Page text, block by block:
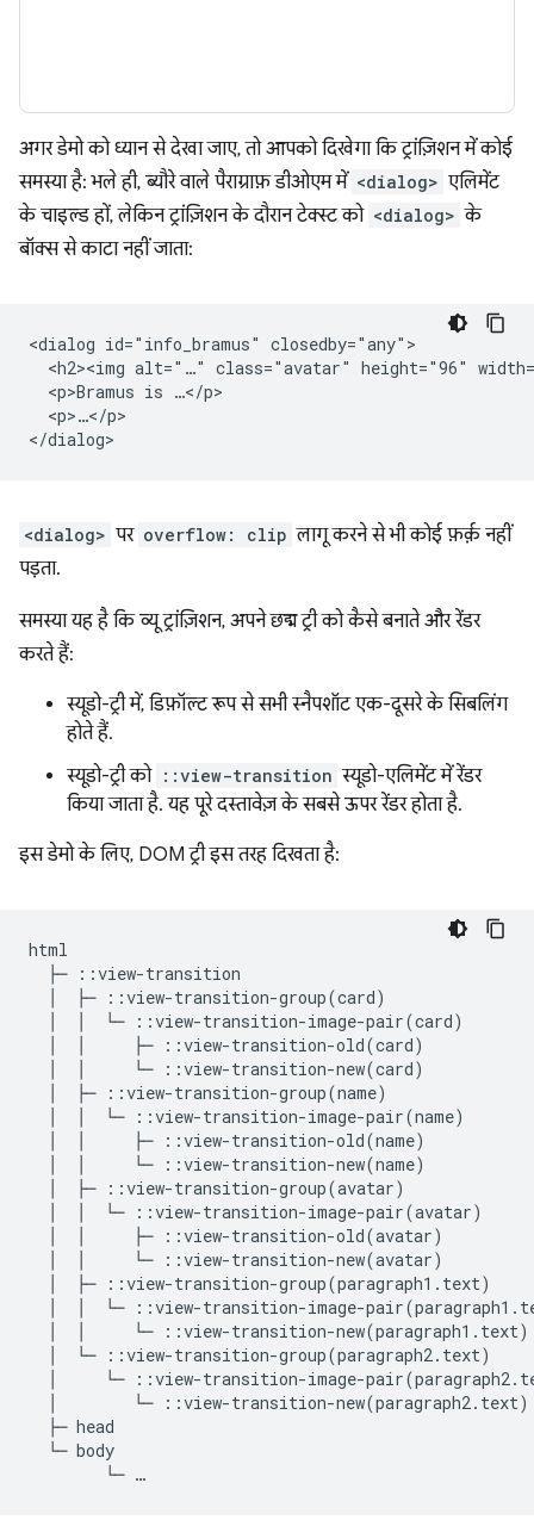
अगर डेमो को ध्यान से देखा जाए, तो आपको दिखेगा कि ट्रांज़िशन में कोई
समस्या है: भले ही, ब्यौरे वाले पैराग्राफ़ डीओएम में <dialog> एलिमेंट
के चाइल्ड हों, लेकिन ट्रांज़िशन के दौरान टेक्स्ट को <dialog> के
बॉक्स से काटा नहीं जाता:
<dialog id="info_bramus" closedby="any">
<h2><img alt="…" class="avatar" height="96"
  <p>Bramus is …</p>
  <p>…</p>
<dialog> पर overflow: clip लागू करने से भी कोई फ़र्क़ नहीं
पड़ता.
समस्या यह है कि व्यू ट्रांज़िशन, अपने छद्म ट्री को कैसे बनाते और रेंडर
करते हैं:
स्यूडो-ट्री में, डिफ़ॉल्ट रूप से सभी स्नैपशॉट एक-दूसरे के सिबलिंग
होते हैं.
स्यूडो-ट्री को ::view-transition स्यूडो-एलिमेंट में रेंडर
किया जाता है. यह पूरे दस्तावेज़ के सबसे ऊपर रेंडर होता है.
इस डेमो के लिए, DOM ट्री इस तरह दिखता है:
html
  ├─ ::view-transition
  │  ├─ ::view-transition-group(card)
  │  │  └─ ::view-transition-image-pair(card)
  │  │     ├─ ::view-transition-old(card)
  │  │     └─ ::view-transition-new(card)
  │  ├─ ::view-transition-group(name)
  │  │  └─ ::view-transition-image-pair(name)
  │  │     ├─ ::view-transition-old(name)
  │  │     └─ ::view-transition-new(name)
  │  ├─ ::view-transition-group(avatar)
  │  │  └─ ::view-transition-image-pair(avatar)
  │  │     ├─ ::view-transition-old(avatar)
  │  │     └─ ::view-transition-new(avatar)
  │  ├─ ::view-transition-group(paragraph1.text)
│  │  └─ ::view-transition-image-
  │  │     └─ ::view-transition-new(paragraph1.text)
  │  └─ ::view-transition-group(paragraph2.text)
│     └─ ::view-transition-image-
  │        └─ ::view-transition-new(paragraph2.text)
  ├─ head
  └─ body